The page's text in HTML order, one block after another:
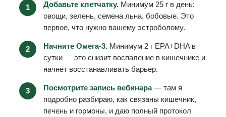
1 Добавьте клетчатку. Минимум 25 г в день:
овощи, зелень, семена льна, бобовые. Это
первое, что нужно вашему эстроболому.
2 Начните Омега-3. Минимум 2 г EPA+DHA в
сутки — это снизит воспаление в кишечнике и
начнёт восстанавливать барьер.
3 Посмотрите запись вебинара— там я
подробно разбираю, как связаны кишечник,
печень и гормоны, и даю полный протокол